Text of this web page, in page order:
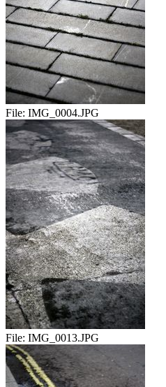
File: IMG_0004.JPG
File: IMG_0013.JPG